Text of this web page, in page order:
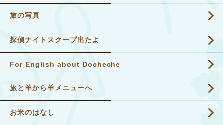
旅の写真
探偵ナイトスクープ出たよ
For English about Docheche
旅と羊から羊メニューへ
お米のはなし